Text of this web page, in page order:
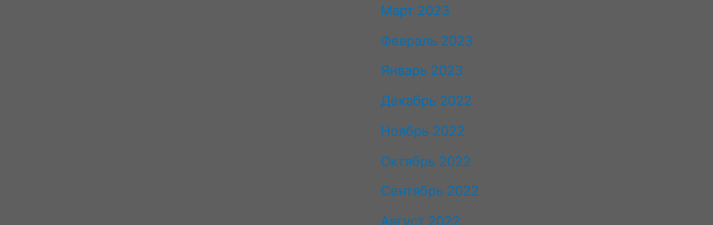
Март 2023
Февраль 2023
Январь 2023
Декабрь 2022
Ноябрь 2022
Октябрь 2022
Сентябрь 2022
Август 2022